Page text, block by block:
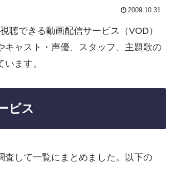
2009.10.31
聴できる動画配信サービス（VOD）
キャスト・声優、スタッフ、主題歌の
ます。
ビス
して一覧にまとめました。以下の